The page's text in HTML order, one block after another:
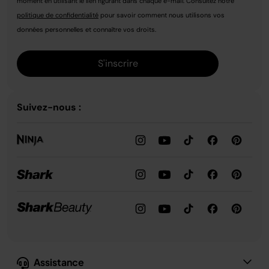
Assistance
politique de confidentialité pour savoir comment nous utilisons vos
données personnelles et connaître vos droits.
S'inscrire
Suivez-nous :